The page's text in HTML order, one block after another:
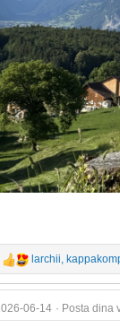
R
e
a
c
larchii,
06-14 Posta dina